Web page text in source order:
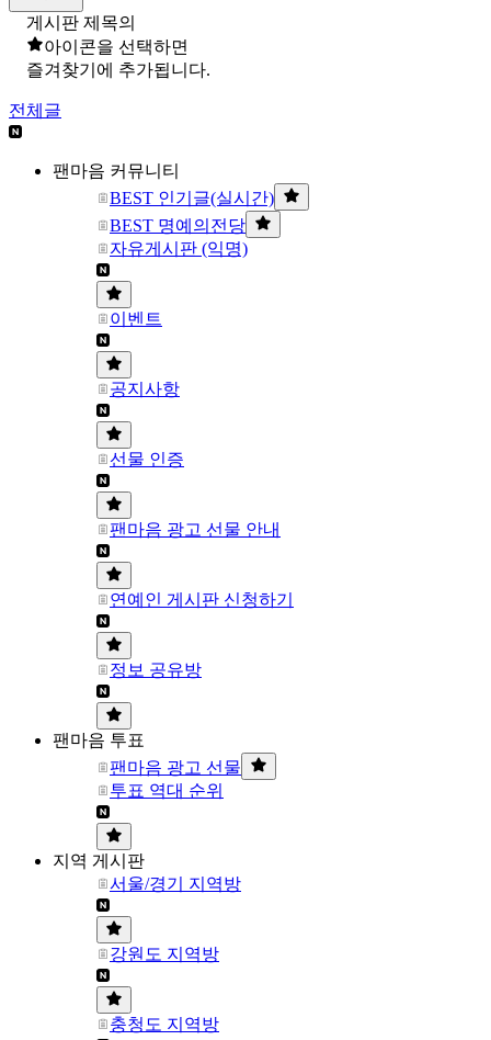
게시판 제목의
아이콘을 선택하면
즐겨찾기에 추가됩니다.
전체글
팬마음 커뮤니티
BEST 인기글(실시간)
BEST 명예의전당
자유게시판 (익명)
이벤트
공지사항
선물 인증
팬마음 광고 선물 안내
연예인 게시판 신청하기
정보 공유방
팬마음 투표
팬마음 광고 선물
투표 역대 순위
지역 게시판
서울/경기 지역방
강원도 지역방
충청도 지역방